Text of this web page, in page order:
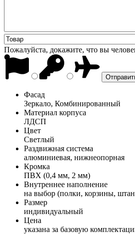
Пожалуйста, докажите, что вы
Фасад
Зеркало, Комбинированный
Материал корпуса
ЛДСП
Цвет
Светлый
Раздвижная система
алюминиевая, нижнеопорная
Кромка
ПВХ (0,4 мм, 2 мм)
Внутреннее наполнение
на выбор (полки, корзины,
Размер
индивидуальный
Цена
указана за базовую